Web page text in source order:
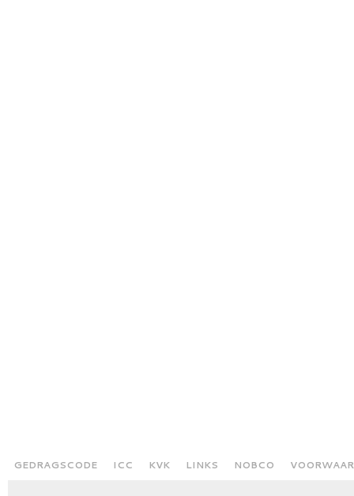
GEDRAGSCODE ICC KVK LINKS NOBCO